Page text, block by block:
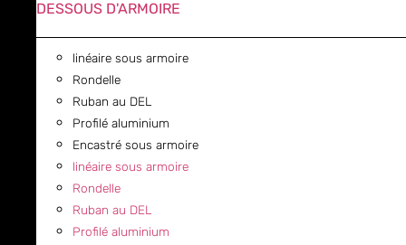
DESSOUS D'ARMOIRE
linéaire sous armoire
Rondelle
Ruban au DEL
Profilé aluminium
Encastré sous armoire
linéaire sous armoire
Rondelle
Ruban au DEL
Profilé aluminium